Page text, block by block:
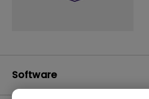
Software